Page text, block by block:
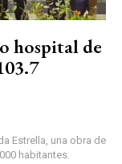
hospital de
Estrella, una obra de
habitantes.